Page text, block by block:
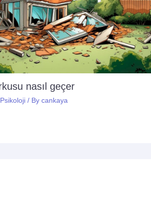
nasıl geçer
Psikoloji/ By cankaya